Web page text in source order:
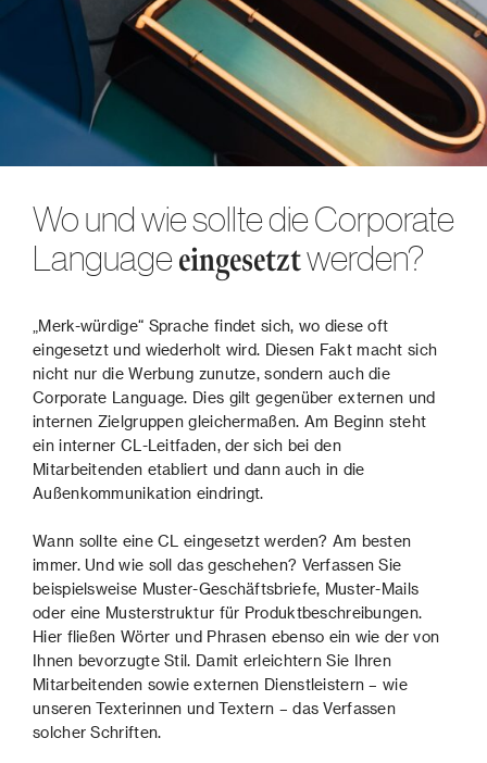
Wo und wie sollte die Corporate
Languageeingesetztwerden?
„Merk-würdige“ Sprache findet sich, wo diese oft
eingesetzt und wiederholt wird. Diesen Fakt macht sich
nicht nur die Werbung zunutze, sondern auch die
Corporate Language. Dies gilt gegenüber externen und
internen Zielgruppen gleichermaßen. Am Beginn steht
ein interner CL-Leitfaden, der sich bei den
Mitarbeitenden etabliert und dann auch in die
Außenkommunikation eindringt.
Wann sollte eine CL eingesetzt werden? Am besten
immer. Und wie soll das geschehen? Verfassen Sie
beispielsweise Muster-Geschäftsbriefe, Muster-Mails
oder eine Musterstruktur für Produktbeschreibungen.
Hier fließen Wörter und Phrasen ebenso ein wie der von
Ihnen bevorzugte Stil. Damit erleichtern Sie Ihren
Mitarbeitenden sowie externen Dienstleistern – wie
unseren Texterinnen und Textern – das Verfassen
solcher Schriften.